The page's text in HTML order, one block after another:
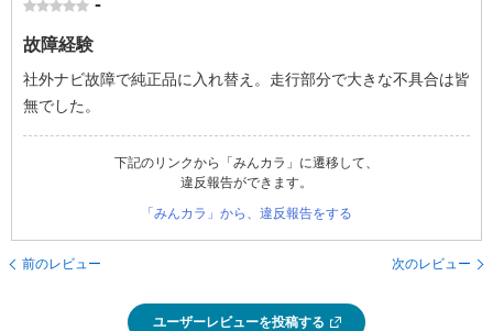
-
故障経験
社外ナビ故障で純正品に入れ替え。走行部分で大きな不具合は皆
無でした。
下記のリンクから「みんカラ」に遷移して、
違反報告ができます。
「みんカラ」から、違反報告をする
前のレビュー 次のレビュー
ユーザーレビューを投稿する